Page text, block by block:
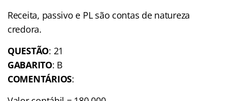
Receita, passivo e PL são contas de natureza
credora.
QUESTÃO: 21
GABARITO: B
COMENTÁRIOS: